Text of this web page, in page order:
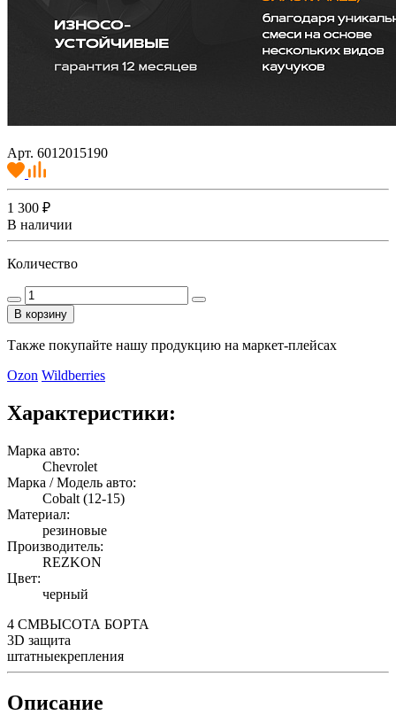
Арт. 6012015190
1 300 ₽
В наличии
Количество
В корзину
Также покупайте нашу продукцию на маркет-плейсах
Ozon Wildberries
Характеристики:
Марка авто:
Chevrolet
Марка / Модель авто:
Cobalt (12-15)
Материал:
резиновые
Производитель:
REZKON
Цвет:
черный
4 СМВЫСОТА БОРТА
3D защита
штатныекрепления
Описание